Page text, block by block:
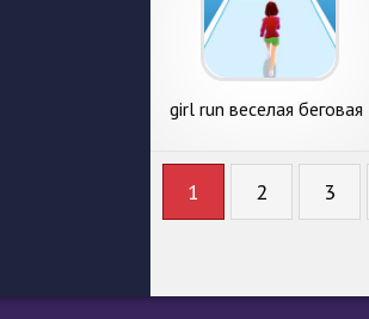
girl run веселая беговая
1 2 3